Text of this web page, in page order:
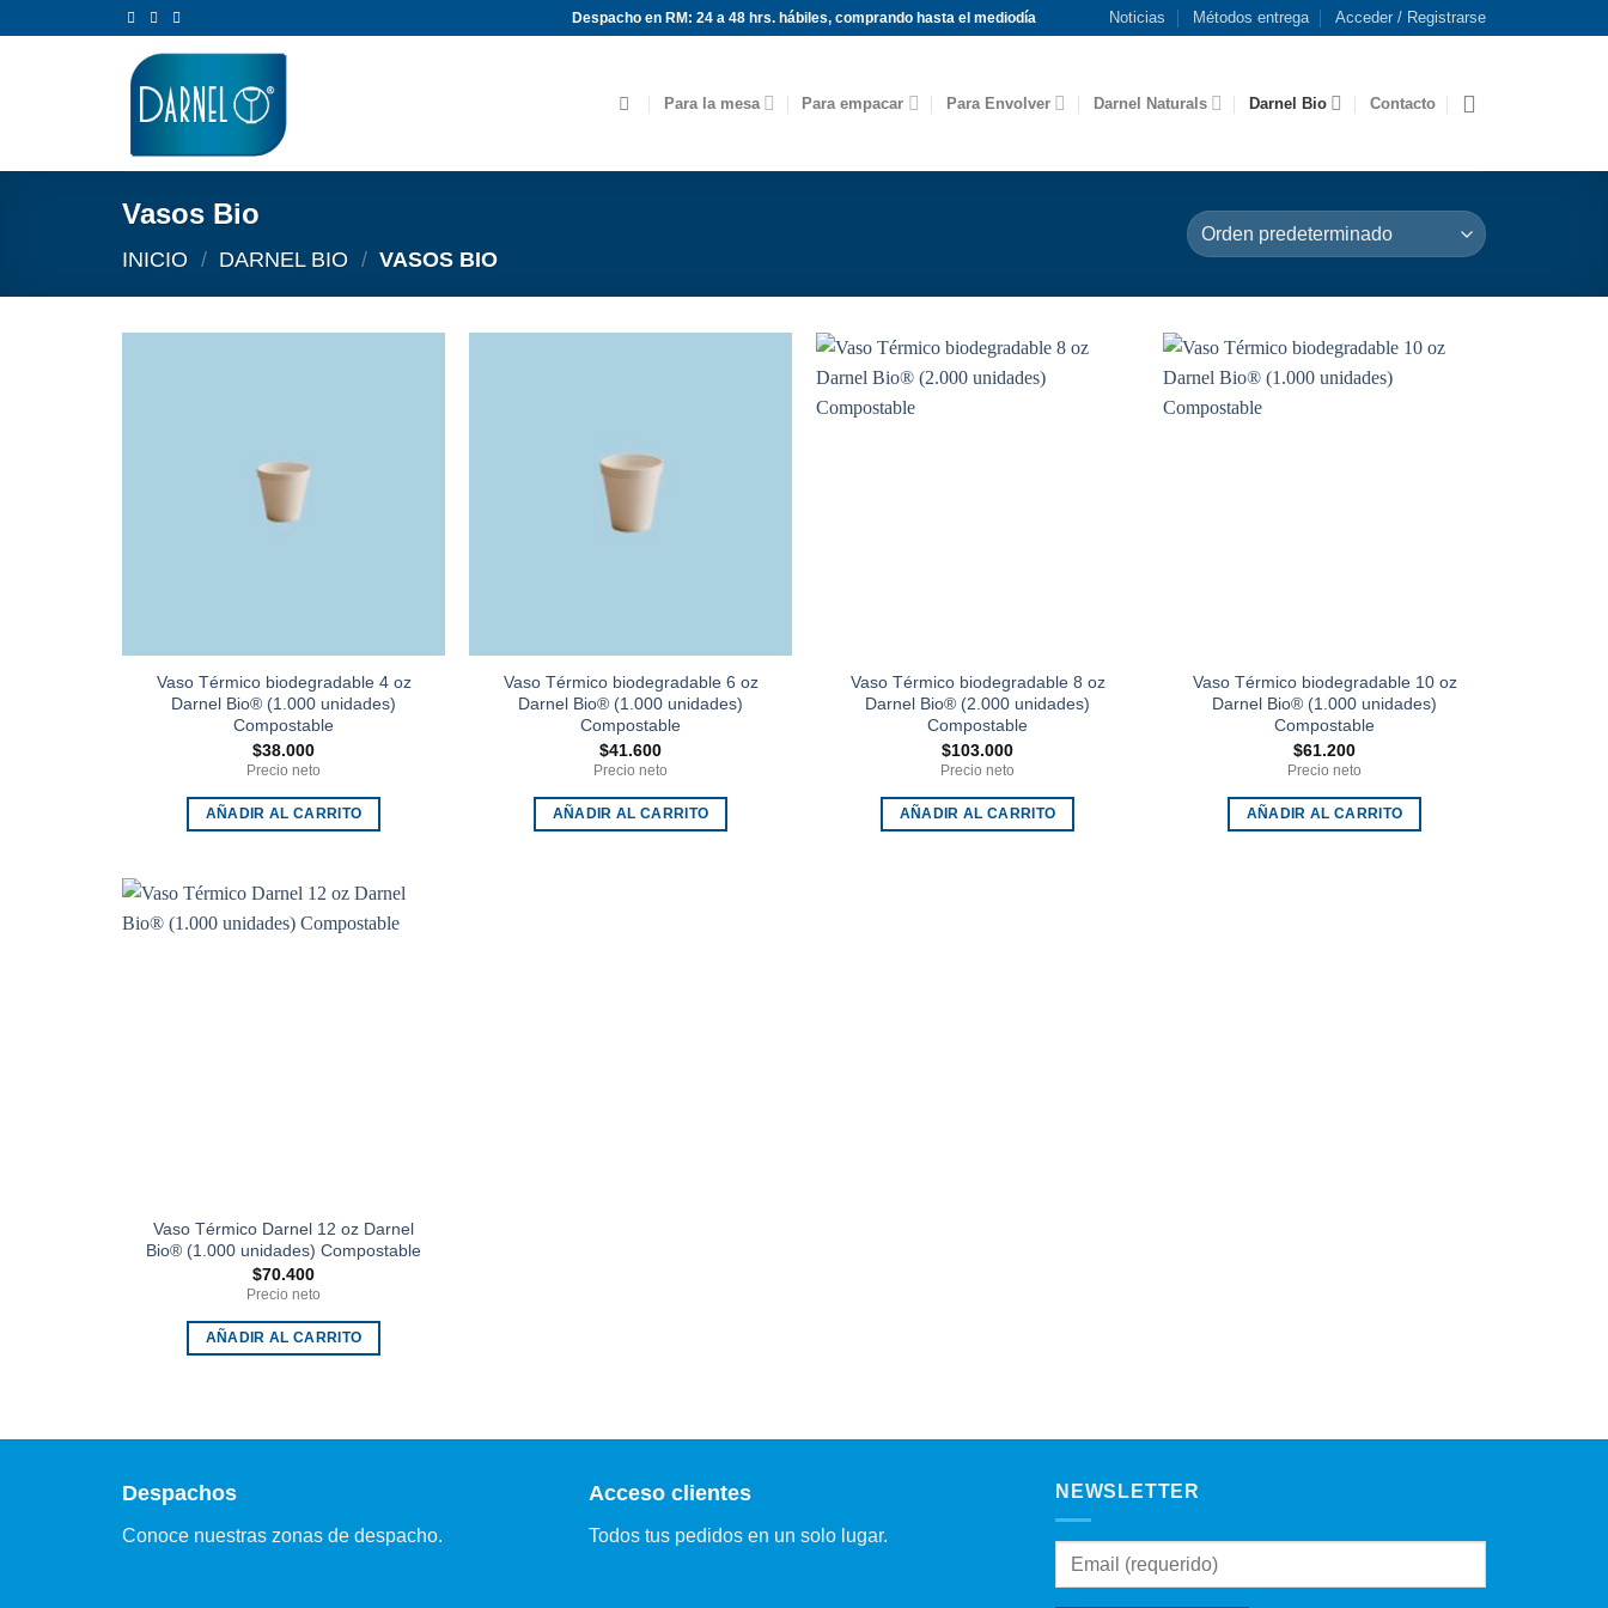
Despacho en RM: 24 a 48 hrs. hábiles, comprando hasta el mediodía Noticias Métodos entrega Acceder / Registrarse
Para la mesa Para empacar Para Envolver Darnel Naturals Darnel Bio Contacto
Vasos Bio
INICIO / DARNEL BIO / VASOS BIO
Vaso Térmico biodegradable 4 oz
Darnel Bio® (1.000 unidades)
Compostable
$38.000
Precio neto
AÑADIR AL CARRITO
Vaso Térmico biodegradable 6 oz
Darnel Bio® (1.000 unidades)
Compostable
$41.600
Precio neto
AÑADIR AL CARRITO
Vaso Térmico biodegradable 8 oz
Darnel Bio® (2.000 unidades)
Compostable
$103.000
Precio neto
AÑADIR AL CARRITO
Vaso Térmico biodegradable 10 oz
Darnel Bio® (1.000 unidades)
Compostable
$61.200
Precio neto
AÑADIR AL CARRITO
Vaso Térmico Darnel 12 oz Darnel
Bio® (1.000 unidades) Compostable
$70.400
Precio neto
AÑADIR AL CARRITO
Despachos
Conoce nuestras zonas de despacho.
Acceso clientes
Todos tus pedidos en un solo lugar.
NEWSLETTER